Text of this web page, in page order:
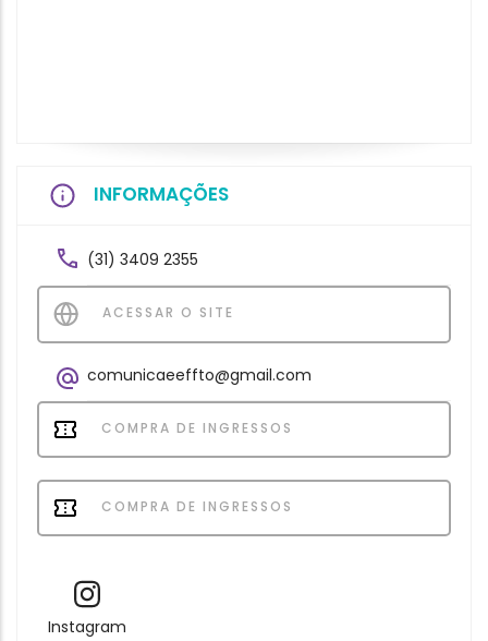
INFORMAÇÕES
(31) 3409 2355
ACESSAR O SITE
comunicaeeffto@gmail.com
COMPRA DE INGRESSOS
COMPRA DE INGRESSOS
Instagram